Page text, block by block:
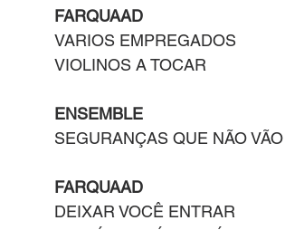
FARQUAAD
VARIOS EMPREGADOS
VIOLINOS A TOCAR
ENSEMBLE
SEGURANÇAS QUE NÃO VÃO
FARQUAAD
DEIXAR VOCÊ ENTRAR